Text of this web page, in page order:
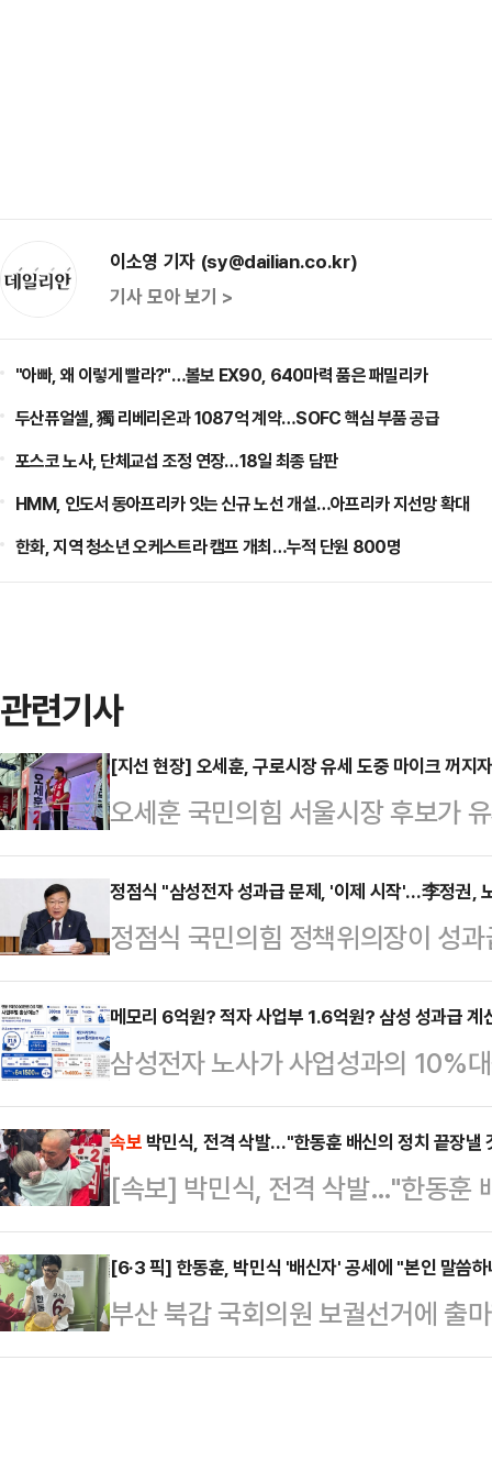
이소영 기자 (sy@dailian.co.kr)
기사 모아 보기 >
"아빠, 왜 이렇게 빨라?"…볼보 EX90, 640마력 품은 패밀리카
두산퓨얼셀, 獨 리베리온과 1087억 계약…SOFC 핵심 부품 공급
포스코 노사, 단체교섭 조정 연장…18일 최종 담판
HMM, 인도서 동아프리카 잇는 신규 노선 개설…아프리카 지선망 확대
한화, 지역 청소년 오케스트라 캠프 개최…누적 단원 800명
관련기사
[지선 현장] 오세훈, 구로시장 유세 도중 마이크 꺼지
오세훈 국민의힘 서울시장 후보가
지자 "저를 다시 시장으로 만들지
고 대응했다.오 후보는 21일 오후
올라 연설하던 도중 마이크가 꺼졌
크가 작동하자, 오 후보는 "방금 전
면서 "이번에 오세훈 시장을 다시
말했다.이어 "정원오 더불어민주당
음도 뛰지 못하는…
정점식 "삼성전자 성과급 문제, '이제 시작'…李정권,
정점식 국민의힘 정책위의장이 성
전자 노사가 극적으로 잠정 합의안
제는 끝이 아니라 '이제 시작'일 뿐"
원장을 겸하고 있는 정점식 의장은
교섭 끝에 파업을 유보했다는 소식
지 모른다"며 "하지만 착각하지 말
는 "성과급을 둘러싼 기업들의 연
며 "이미 카카오…
메모리 6억원? 적자 사업부 1.6억원? 삼성 성과급 계
삼성전자 노사가 사업성과의 10%
보상안에 합의하면서 반도체(DS)
게 됐다. 메모리사업부 직원들은 최
전망이 나오고, 적자를 이어가고
6000만원 수준의 성과급을 확보할
자 노사가 도출한 '2026년 성과급
성과급(OPI) 체계를 유지하면서
설한 점이다.노사…
속보박민식, 전격 삭발…"한동훈 배신의 정치 끝장낼
[속보] 박민식, 전격 삭발…"한동훈
[6·3 픽] 한동훈, 박민식 '배신자' 공세에 "본인 말씀
부산 북갑 국회의원 보궐선거에 출
일 '배신자' 공세를 이어가는 박민